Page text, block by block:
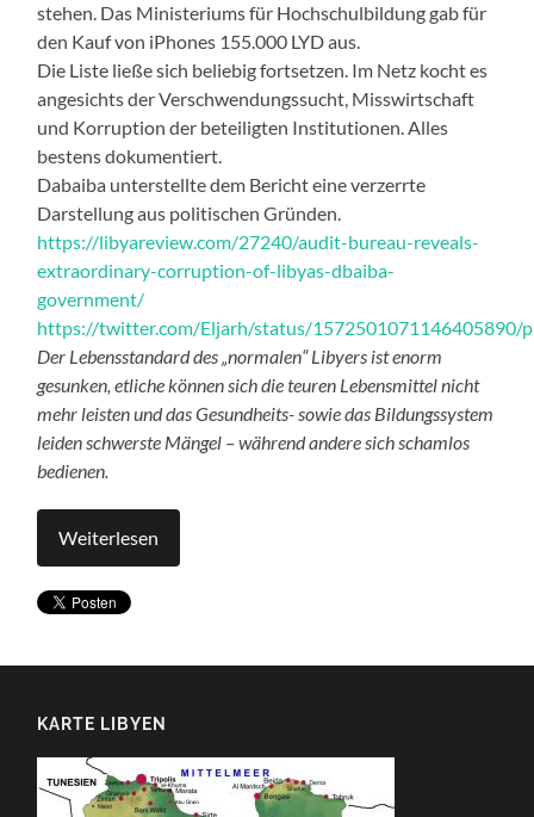
stehen. Das Ministeriums für Hochschulbildung gab für
den Kauf von iPhones 155.000 LYD aus.
Die Liste ließe sich beliebig fortsetzen. Im Netz kocht es
angesichts der Verschwendungssucht, Misswirtschaft
und Korruption der beteiligten Institutionen. Alles
bestens dokumentiert.
Dabaiba unterstellte dem Bericht eine verzerrte
Darstellung aus politischen Gründen.
https://libyareview.com/27240/audit-bureau-reveals-
extraordinary-corruption-of-libyas-dbaiba-
government/
https://twitter.com/Eljarh/status/1572501071146405890/
Der Lebensstandard des „normalen“ Libyers ist enorm
gesunken, etliche können sich die teuren Lebensmittel nicht
mehr leisten und das Gesundheits- sowie das Bildungssystem
leiden schwerste Mängel – während andere sich schamlos
bedienen.
Weiterlesen
KARTE LIBYEN